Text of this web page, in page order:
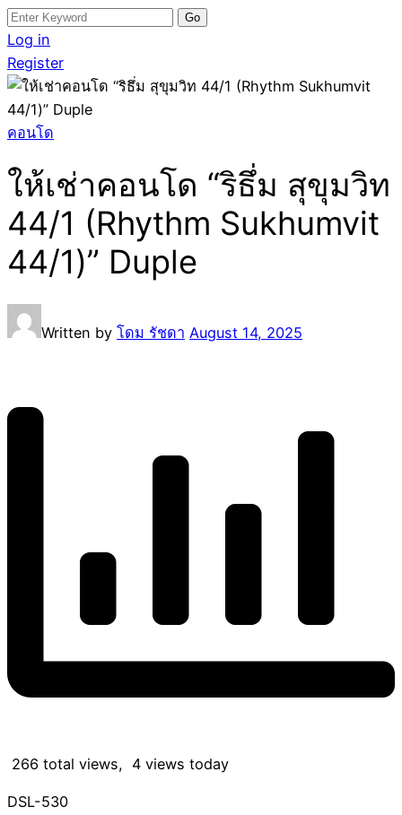
Search
for:
Log in
Register
คอนโด
ให้เช่าคอนโด “ริธึ่ม สุขุมวิท
44/1 (Rhythm Sukhumvit
44/1)” Duple
Written by โดม รัชดา August 14, 2025
266 total views, 4 views today
DSL-530